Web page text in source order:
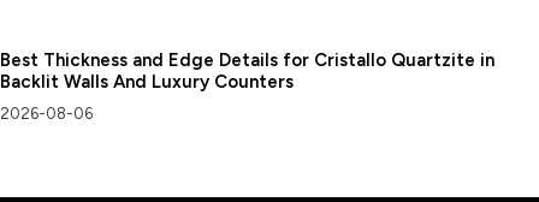
Best Thickness and Edge Details for Cristallo Quartzite in
Backlit Walls And Luxury Counters
2026-08-06